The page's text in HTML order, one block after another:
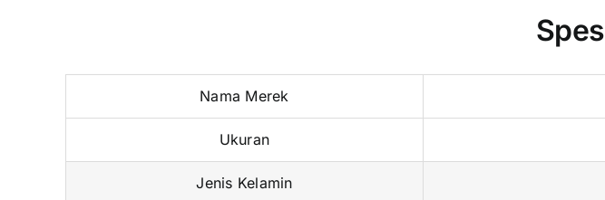
Disesuaikan
Aplikasi
Tempat Asal